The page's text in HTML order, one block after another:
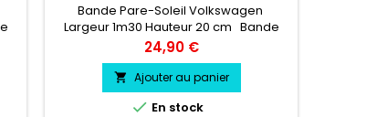
Bande Pare-Soleil Volkswagen
Largeur 1m30 Hauteur 20 cm Bande
Pare soleil couleur au choix
Logo Volkswagen couleur au choix
Prix
24,90 €
 Ajouter au panier
 En stock